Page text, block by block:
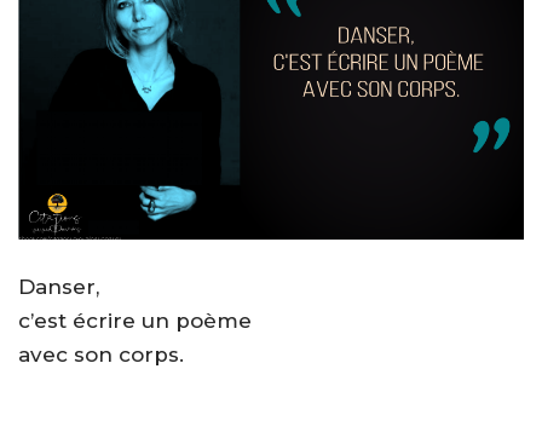
Danser,
c’est écrire un poème
avec son corps.